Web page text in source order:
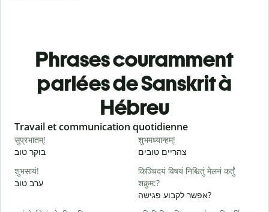
Phrases couramment
parlées de Sanskrit à
Hébreu
Slide 1 of 6
Travail et communication quotidienne
सुप्रभातम्!
בוקר טוב
शुभमध्यान्हम्!
צהריים טובים
शुभसायं!
ערב טוב
किञ्चिदयं विषयं निश्चितुं मेलनं कर्तुं
शक्नुम:?
אפשר לקבוע פגישה?